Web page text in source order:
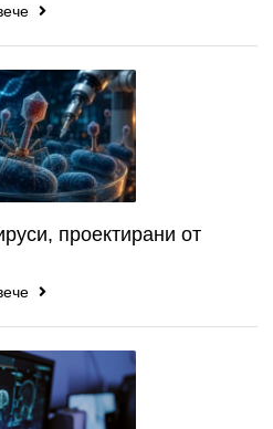
проектирани от